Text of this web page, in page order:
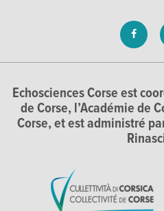
Echosciences Corse est
de Corse, l’Académie de
Corse, et est administré